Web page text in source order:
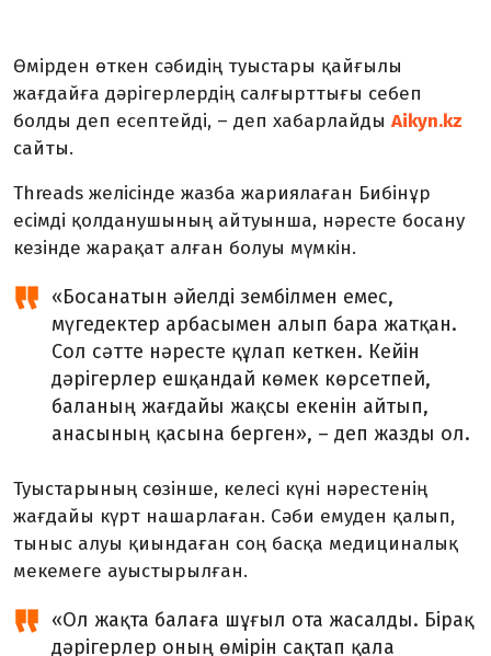
Өмірден өткен сәбидің туыстары қайғылы
жағдайға дәрігерлердің салғырттығы себеп
болды деп есептейді, – деп хабарлайды Aikyn.kz
сайты.
Threads желісінде жазба жариялаған Бибінұр
есімді қолданушының айтуынша, нәресте босану
кезінде жарақат алған болуы мүмкін.
«Босанатын әйелді зембілмен емес,
мүгедектер арбасымен алып бара жатқан.
Сол сәтте нәресте құлап кеткен. Кейін
дәрігерлер ешқандай көмек көрсетпей,
баланың жағдайы жақсы екенін айтып,
анасының қасына берген», – деп жазды ол.
Туыстарының сөзінше, келесі күні нәрестенің
жағдайы күрт нашарлаған. Сәби емуден қалып,
тыныс алуы қиындаған соң басқа медициналық
мекемеге ауыстырылған.
«Ол жақта балаға шұғыл ота жасалды. Бірақ
дәрігерлер оның өмірін сақтап қала